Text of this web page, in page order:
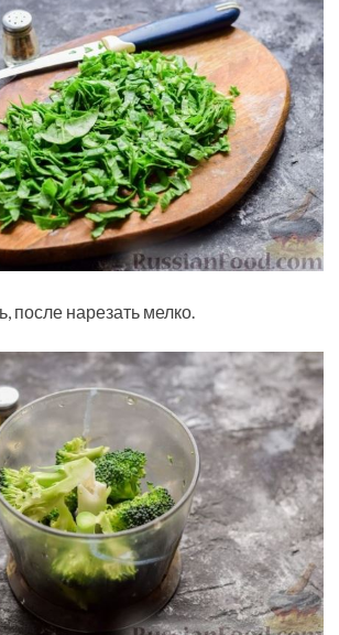
нарезать мелко.